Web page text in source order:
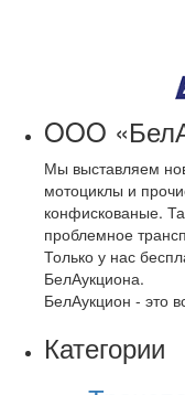
OOO
Мы выставляем
мотоциклы и
конфискованые.
проблемное
Только у нас
БелАукциона.
БелАукцион - это
Категории